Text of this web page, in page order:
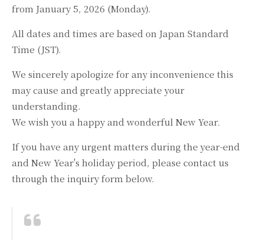
from January 5, 2026 (Monday).
All dates and times are based on Japan Standard
Time (JST).
We sincerely apologize for any inconvenience this
may cause and greatly appreciate your
understanding.
We wish you a happy and wonderful New Year.
If you have any urgent matters during the year-end
and New Year's holiday period, please contact us
through the inquiry form below.